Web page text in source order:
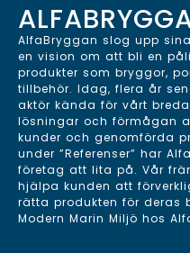
AlfaBryggan slog upp
en vision om att bli en
produkter som bryggor,
tillbehör. Idag, flera år
aktör kända för vårt
lösningar och förmågan
kunder och genomförda
under ”Referenser” har
företag att lita på. Vår
hjälpa kunden att
rätta produkten för deras
Modern Marin Miljö hos